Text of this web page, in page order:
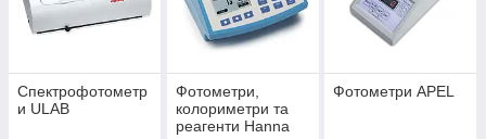
Спектрофотометр
и ULAB
Фотометри,
колориметри та
реагенти Hanna
Фотометри APEL